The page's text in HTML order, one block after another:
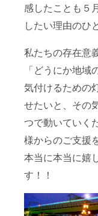
感したことも５
したい理由のひ
私たちの存在意
「どうにか地域
気付けるための
せたいと、その
つで動いていく
様からのご支援
本当に本当に嬉
す！！